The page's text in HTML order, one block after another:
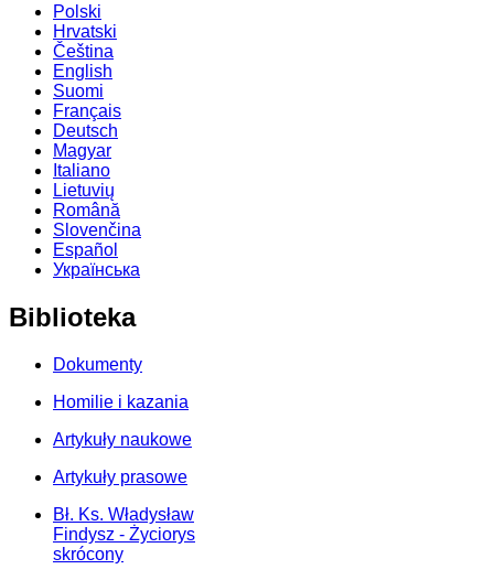
Polski
Hrvatski
Čeština
English
Suomi
Français
Deutsch
Magyar
Italiano
Lietuvių
Română
Slovenčina
Español
Українська
Biblioteka
Dokumenty
Homilie i kazania
Artykuły naukowe
Artykuły prasowe
Bł. Ks. Władysław
Findysz - Życiorys
skrócony